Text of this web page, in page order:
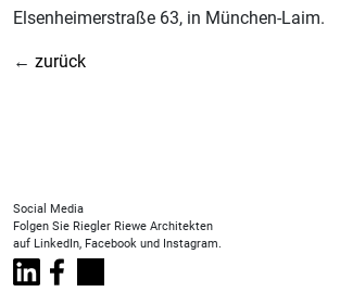
Elsenheimerstraße 63, in München-Laim.
← zurück
Social Media
Folgen Sie Riegler Riewe Architekten
auf LinkedIn, Facebook und Instagram.